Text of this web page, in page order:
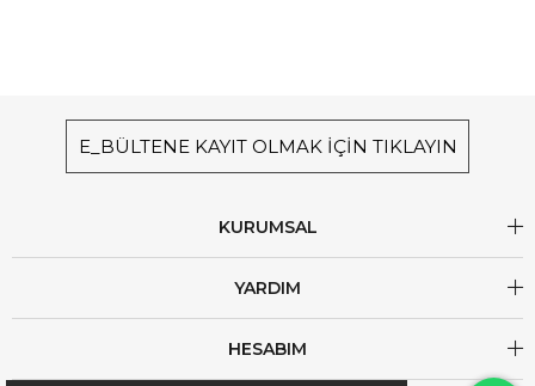
E_BÜLTENE KAYIT OLMAK İÇİN TIKLAYIN
KURUMSAL
YARDIM
HESABIM